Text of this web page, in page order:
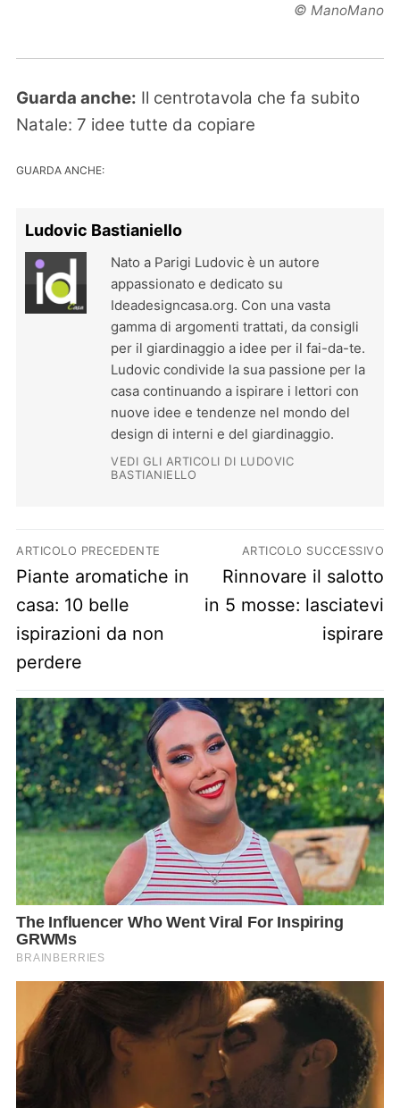
© ManoMano
Guarda anche: Il centrotavola che fa subito
Natale: 7 idee tutte da copiare
GUARDA ANCHE:
Ludovic Bastianiello
Nato a Parigi Ludovic è un autore
appassionato e dedicato su
Ideadesigncasa.org. Con una vasta
gamma di argomenti trattati, da consigli
per il giardinaggio a idee per il fai-da-te.
Ludovic condivide la sua passione per la
casa continuando a ispirare i lettori con
nuove idee e tendenze nel mondo del
design di interni e del giardinaggio.
VEDI GLI ARTICOLI DI LUDOVIC
BASTIANIELLO
Navigazione articoli
ARTICOLO PRECEDENTE
Previous post:
Piante aromatiche in
casa: 10 belle
ispirazioni da non
perdere
ARTICOLO SUCCESSIVO
Next post:
Rinnovare il salotto
in 5 mosse: lasciatevi
ispirare